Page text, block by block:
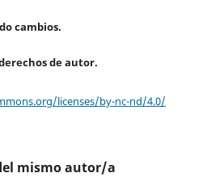
cambios.
de autor.
licenses/by-nc-nd/4.0/
mismo autor/a